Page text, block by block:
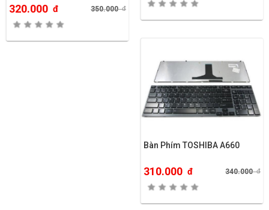
320.000 đ 350.000đ
Bàn Phím TOSHIBA A660
310.000 đ 340.000đ